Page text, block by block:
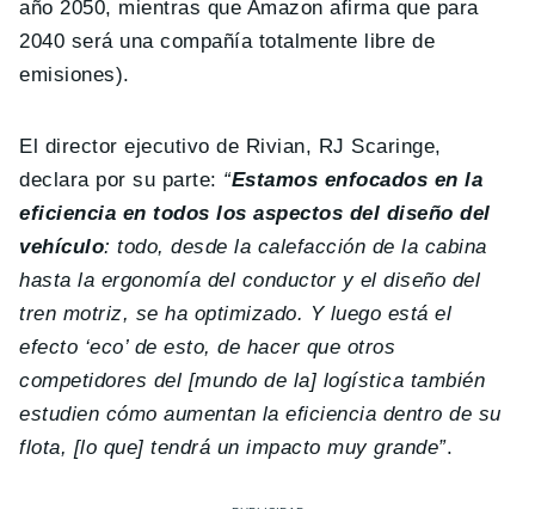
año 2050, mientras que Amazon afirma que para
2040 será una compañía totalmente libre de
emisiones).
El director ejecutivo de Rivian, RJ Scaringe,
declara por su parte: “Estamos enfocados en la
eficiencia en todos los aspectos del diseño del
vehículo: todo, desde la calefacción de la cabina
hasta la ergonomía del conductor y el diseño del
tren motriz, se ha optimizado. Y luego está el
efecto ‘eco’ de esto, de hacer que otros
competidores del [mundo de la] logística también
estudien cómo aumentan la eficiencia dentro de su
flota, [lo que] tendrá un impacto muy grande”.